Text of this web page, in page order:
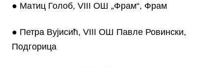
● Матиц Голоб, VIII ОШ „Фрам“, Фрам
● Петра Вујисић, VIII ОШ Павле Ровински,
Подгорица